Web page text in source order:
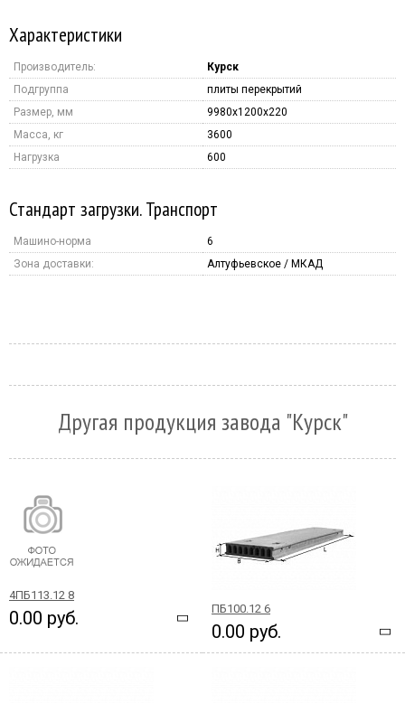
Характеристики
Производитель:
Курск
Подгруппа
плиты перекрытий
Размер, мм
9980x1200x220
Масса, кг
3600
Нагрузка
600
Стандарт загрузки. Транспорт
Машино-норма
6
Зона доставки:
Алтуфьевское / МКАД
Другая продукция завода "Курск"
4ПБ113.12 8
0.00 руб. ПБ100.12 6
0.00 руб.